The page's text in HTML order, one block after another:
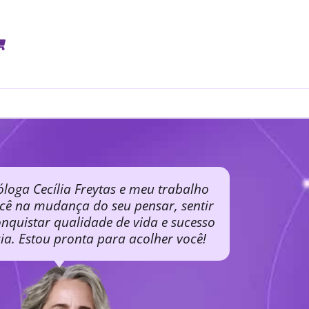
Cecília Freytas e meu trabalho
na mudança do seu pensar, sentir
qualidade de vida e sucesso
Estou pronta para acolher você!